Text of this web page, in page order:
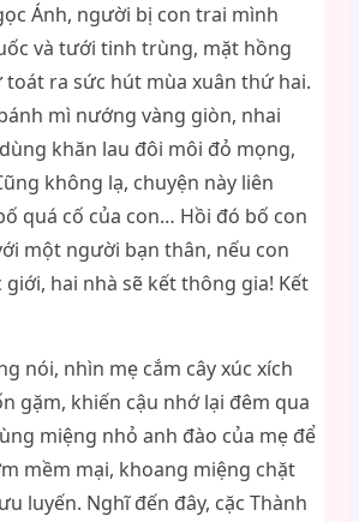
Ánh, người bị con trai mình
và tưới tinh trùng, mặt hồng
toát ra sức hút mùa xuân thứ hai.
mì nướng vàng giòn, nhai
khăn lau đôi môi đỏ mọng,
không lạ, chuyện này liên
quá cố của con… Hồi đó bố con
một người bạn thân, nếu con
giới, hai nhà sẽ kết thông gia! Kết
nói, nhìn mẹ cắm cây xúc xích
gặm, khiến cậu nhớ lại đêm qua
miệng nhỏ anh đào của mẹ để
mềm mại, khoang miệng chặt
luyến. Nghĩ đến đây, cặc Thành